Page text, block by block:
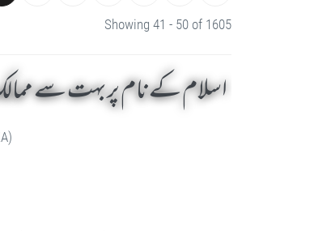
Showing 41 - 50 of 1605
اسلام کے نام پر بہت سے